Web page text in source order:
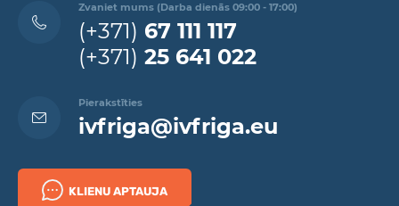
Zvaniet mums (Darba dienās 09:00 - 17:00)
(+371) 67 111 117
(+371) 25 641 022
Pierakstīties
ivfriga@ivfriga.eu
KLIENU APTAUJA